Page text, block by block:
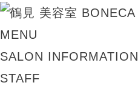
MENU
SALON INFORMATION
STAFF